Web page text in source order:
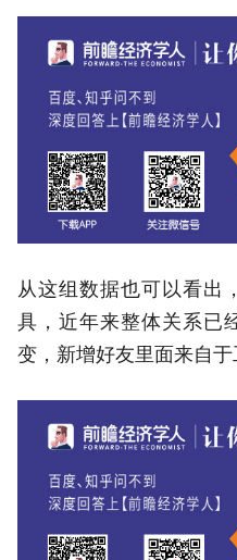
从这组数据也可以看出
具，近年来整体关系已
变，新增好友里面来自于